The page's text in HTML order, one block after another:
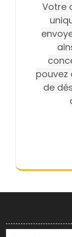
Votre
pouvez
de